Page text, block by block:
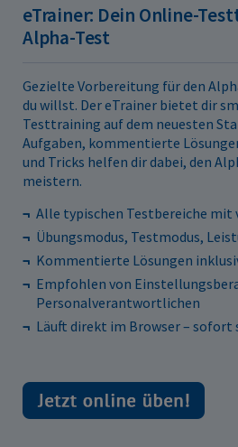
eTrainer: Dein Online-
Alpha-Test
Gezielte Vorbereitung für den
du willst. Der eTrainer bietet dir
Testtraining auf dem neuesten
Aufgaben, kommentierte
und Tricks helfen dir dabei, den
meistern.
Alle typischen Testbereiche
Übungsmodus, Testmodus,
Kommentierte Lösungen
Empfohlen von
Personalverantwortlichen
Läuft direkt im Browser –